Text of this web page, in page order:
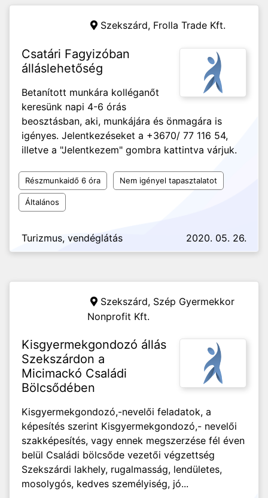
Szekszárd, Frolla Trade Kft.
Csatári Fagyizóban
álláslehetőség
Betanított munkára kolléganőt
keresünk napi 4-6 órás
beosztásban, aki, munkájára és önmagára is
igényes. Jelentkezéseket a +3670/ 77 116 54,
illetve a "Jelentkezem" gombra kattintva várjuk.
Részmunkaidő 6 óra Nem igényel tapasztalatot
Általános
Turizmus, vendéglátás 2020. 05. 26.
Szekszárd, Szép Gyermekkor
Nonprofit Kft.
Kisgyermekgondozó állás
Szekszárdon a
Micimackó Családi
Bölcsődében
Kisgyermekgondozó,-nevelői feladatok, a
képesítés szerint Kisgyermekgondozó,- nevelői
szakképesítés, vagy ennek megszerzése fél éven
belül Családi bölcsőde vezetői végzettség
Szekszárdi lakhely, rugalmasság, lendületes,
mosolygós, kedves személyiség, jó...